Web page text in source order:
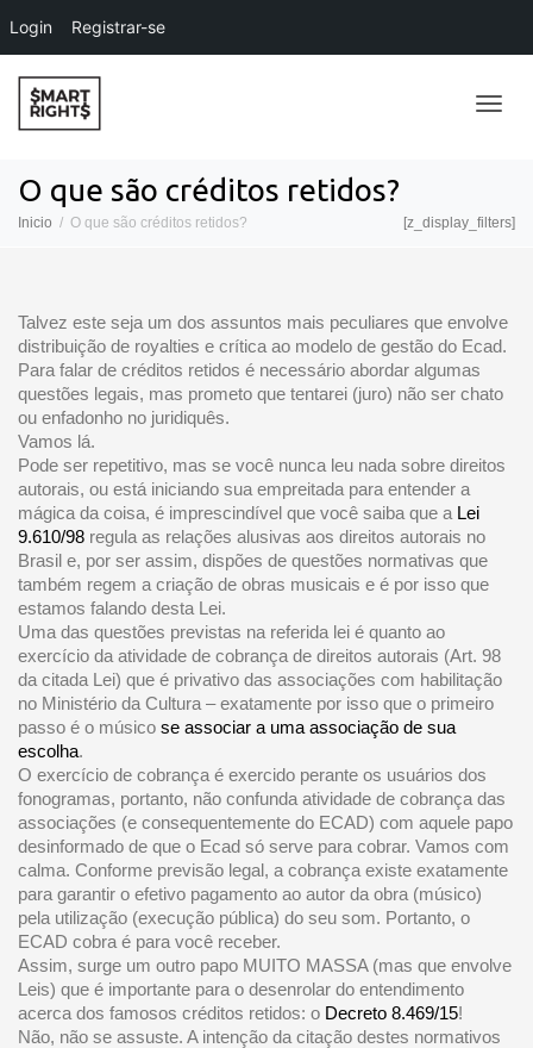
O que são créditos retidos?
Inicio O que são créditos retidos? [z_display_filters]
Talvez este seja um dos assuntos mais peculiares que envolve
distribuição de royalties e crítica ao modelo de gestão do Ecad.
Para falar de créditos retidos é necessário abordar algumas
questões legais, mas prometo que tentarei (juro) não ser chato
ou enfadonho no juridiquês.
Vamos lá.
Pode ser repetitivo, mas se você nunca leu nada sobre direitos
autorais, ou está iniciando sua empreitada para entender a
mágica da coisa, é imprescindível que você saiba que a Lei
9.610/98 regula as relações alusivas aos direitos autorais no
Brasil e, por ser assim, dispões de questões normativas que
também regem a criação de obras musicais e é por isso que
estamos falando desta Lei.
Uma das questões previstas na referida lei é quanto ao
exercício da atividade de cobrança de direitos autorais (Art. 98
da citada Lei) que é privativo das associações com habilitação
no Ministério da Cultura – exatamente por isso que o primeiro
passo é o músico se associar a uma associação de sua
escolha.
O exercício de cobrança é exercido perante os usuários dos
fonogramas, portanto, não confunda atividade de cobrança das
associações (e consequentemente do ECAD) com aquele papo
desinformado de que o Ecad só serve para cobrar. Vamos com
calma. Conforme previsão legal, a cobrança existe exatamente
para garantir o efetivo pagamento ao autor da obra (músico)
pela utilização (execução pública) do seu som. Portanto, o
ECAD cobra é para você receber.
Assim, surge um outro papo MUITO MASSA (mas que envolve
Leis) que é importante para o desenrolar do entendimento
acerca dos famosos créditos retidos: o Decreto 8.469/15!
Não, não se assuste. A intenção da citação destes normativos
Login Registrar-se